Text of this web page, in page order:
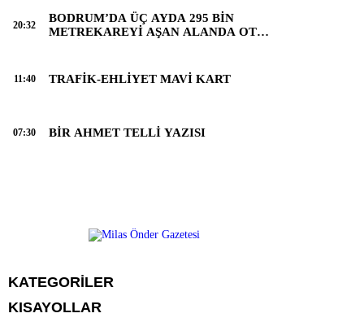
BODRUM’DA ÜÇ AYDA 295 BİN
METREKAREYİ AŞAN ALANDA OT
20:32
TRAFİK-EHLİYET MAVİ KART
11:40
BİR AHMET TELLİ YAZISI
07:30
KATEGORİLER
Menü seçimi yapın. WP-ADMIN → Görünüm → Menüler sayfasından
KISAYOLLAR